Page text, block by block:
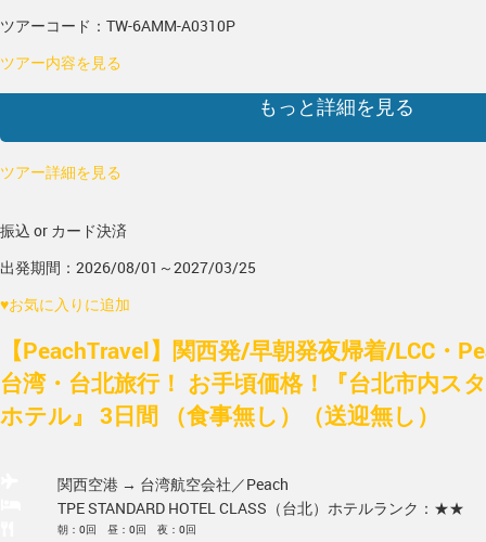
ツアーコード：TW-6AMM-A0310P
ツアー内容を見る
もっと詳細を見る
ツアー詳細を見る
振込 or カード決済
出発期間：2026/08/01～2027/03/25
♥お気に入りに追加
【PeachTravel】関西発/早朝発夜帰着/LCC・
台湾・台北旅行！ お手頃価格！『台北市内ス
ホテル』 3日間 （食事無し）（送迎無し）
関西空港 → 台湾航空会社／Peach
TPE STANDARD HOTEL CLASS（台北） ホテルランク：★★
朝：0回 昼：0回 夜：0回